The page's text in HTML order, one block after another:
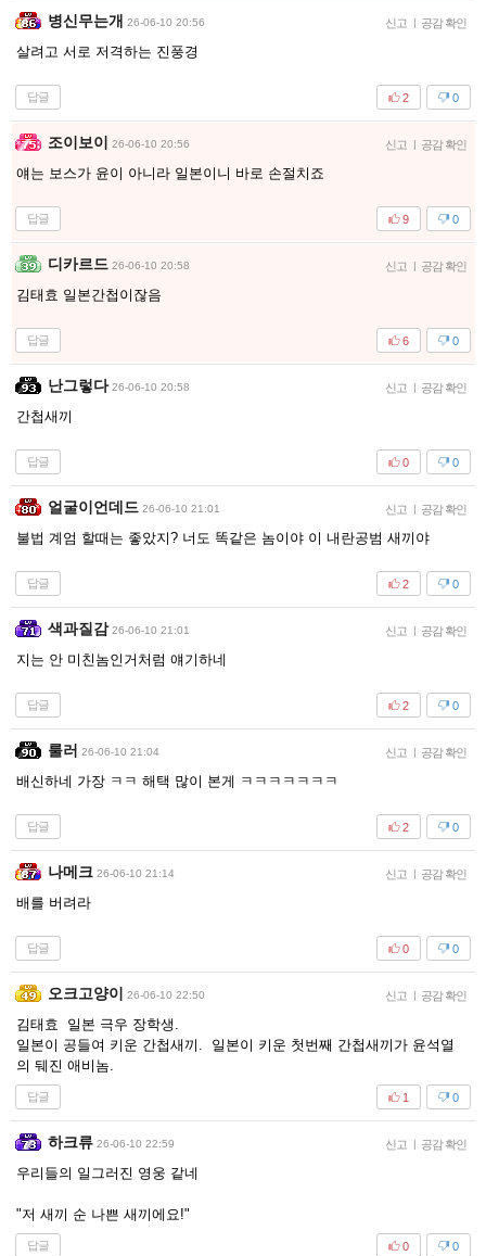
병신무는개 26-06-10 20:56 신고 | 공감 확인
살려고 서로 저격하는 진풍경
답글 0
2
조이보이 26-06-10 20:56 신고 | 공감 확인
얘는 보스가 윤이 아니라 일본이니 바로 손절치죠
답글 0
9
디카르드 26-06-10 20:58 신고 | 공감 확인
김태효 일본간첩이잖음
답글 0
6
난그렇다 26-06-10 20:58 신고 | 공감 확인
간첩새끼
답글 0
0
얼굴이언데드 26-06-10 21:01 신고 | 공감 확인
불법 계엄 할때는 좋았지? 너도 똑같은 놈이야 이 내란공범 새끼야
답글 0
2
색과질감 26-06-10 21:01 신고 | 공감 확인
지는 안 미친놈인거처럼 얘기하네
답글 0
2
룰러 26-06-10 21:04 신고 | 공감 확인
배신하네 가장 ㅋㅋ 해택 많이 본게 ㅋㅋㅋㅋㅋㅋㅋ
답글 0
2
나메크 26-06-10 21:14 신고 | 공감 확인
배를 버려라
답글 0
0
오크고양이 26-06-10 22:50 신고 | 공감 확인
김태효 일본 극우 장학생.
일본이 공들여 키운 간첩새끼. 일본이 키운 첫번째 간첩새끼가 윤석열
의 뒈진 애비놈.
답글 0
1
하크류 26-06-10 22:59 신고 | 공감 확인
우리들의 일그러진 영웅 같네
"저 새끼 순 나쁜 새끼에요!"
답글 0
0